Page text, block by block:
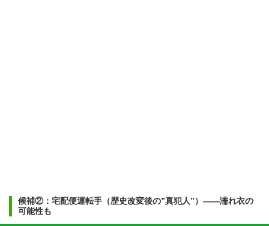
候補②：宅配便運転手（歴史改変後の”真犯人”）——濡れ衣の
可能性も